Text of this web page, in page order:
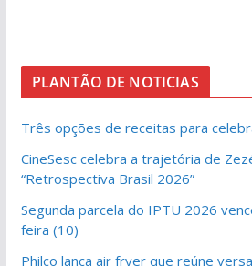
PLANTÃO DE NOTICIAS
Três opções de receitas para
CineSesc celebra a trajetória de
“Retrospectiva Brasil 2026”
Segunda parcela do IPTU 2026
feira (10)
Philco lança air fryer que reúne